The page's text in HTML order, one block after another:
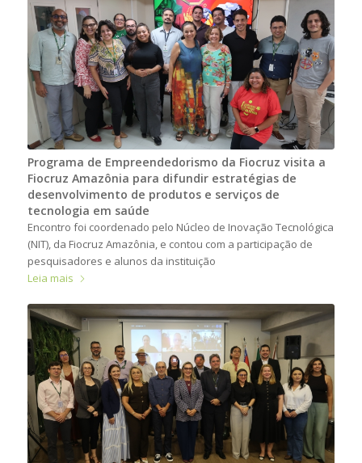
Programa de Empreendedorismo da Fiocruz visita a
Fiocruz Amazônia para difundir estratégias de
desenvolvimento de produtos e serviços de
tecnologia em saúde
Encontro foi coordenado pelo Núcleo de Inovação Tecnológica
(NIT), da Fiocruz Amazônia, e contou com a participação de
pesquisadores e alunos da instituição
Leia mais